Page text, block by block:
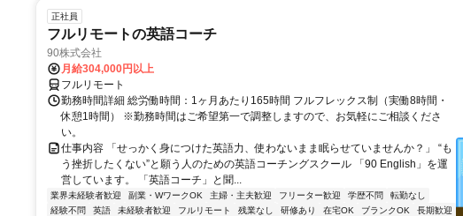
正社員
フルリモートの英語コーチ
90株式会社
月給304,000円以上
フルリモート
勤務時間詳細 総労働時間：1ヶ月あたり165時間 フルフレックス制（実働8時間・
休憩1時間） ※勤務時間はご希望第一で調整しますので、お気軽にご相談くださ
い。
仕事内容 「せっかく身につけた英語力、使わないまま眠らせていませんか？」 “も
う挫折したくない”と願う人のための英語コーチングスクール 「90 English」を運
営しています。 「英語コーチ」と聞...
業界未経験者歓迎 副業・WワークOK 主婦・主夫歓迎 フリーター歓迎 学歴不問
転勤なし
経験不問
英語 未経験者歓迎 フルリモート 残業なし 研修あり 在宅OK ブランクOK
長期歓迎